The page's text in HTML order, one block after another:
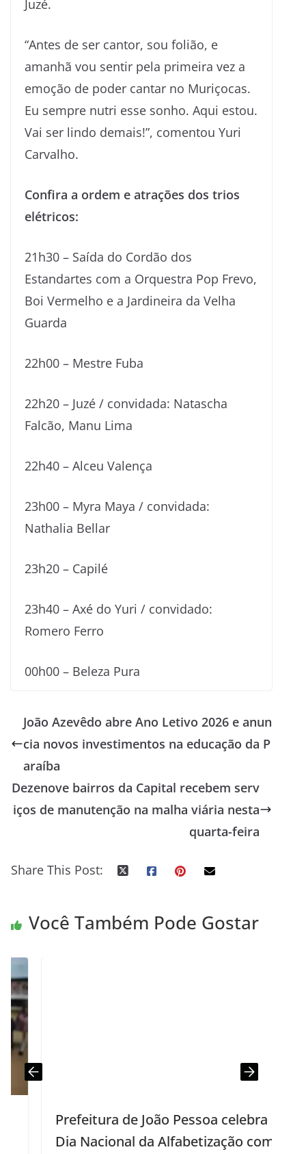
Juzé.
“Antes de ser cantor, sou folião, e
amanhã vou sentir pela primeira vez a
emoção de poder cantar no Muriçocas.
Eu sempre nutri esse sonho. Aqui estou.
Vai ser lindo demais!”, comentou Yuri
Carvalho.
Confira a ordem e atrações dos trios
elétricos:
21h30 – Saída do Cordão dos
Estandartes com a Orquestra Pop Frevo,
Boi Vermelho e a Jardineira da Velha
Guarda
22h00 – Mestre Fuba
22h20 – Juzé / convidada: Natascha
Falcão, Manu Lima
22h40 – Alceu Valença
23h00 – Myra Maya / convidada:
Nathalia Bellar
23h20 – Capilé
23h40 – Axé do Yuri / convidado:
Romero Ferro
00h00 – Beleza Pura
João Azevêdo abre Ano Letivo 2026 e anun
cia novos investimentos na educação da P
araíba
Dezenove bairros da Capital recebem serv
iços de manutenção na malha viária nesta
quarta-feira
Share This Post:
Você Também Pode Gostar
Prefeitura de João Pessoa celebra
Dia Nacional da Alfabetização com